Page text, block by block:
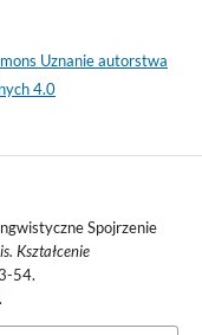
Uznanie autorstwa
4.0
Spojrzenie
Kształcenie
54.